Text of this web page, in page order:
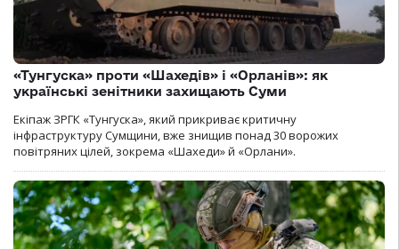
«Тунгуска» проти «Шахедів» і «Орланів»: як
українські зенітники захищають Суми
Екіпаж ЗРГК «Тунгуска», який прикриває критичну
інфраструктуру Сумщини, вже знищив понад 30 ворожих
повітряних цілей, зокрема «Шахеди» й «Орлани».